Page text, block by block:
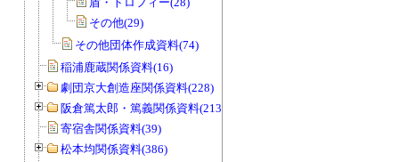
その他(29)
その他団体作成資料(74)
稲浦鹿蔵関係資料(16)
劇団京大創造座関係資料(228)
阪倉篤太郎・篤義関係資料(213)
寄宿舎関係資料(39)
松本均関係資料(386)